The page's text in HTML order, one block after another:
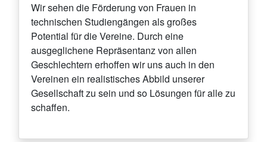
Wir sehen die Förderung von Frauen in
technischen Studiengängen als großes
Potential für die Vereine. Durch eine
ausgeglichene Repräsentanz von allen
Geschlechtern erhoffen wir uns auch in den
Vereinen ein realistisches Abbild unserer
Gesellschaft zu sein und so Lösungen für alle zu
schaffen.